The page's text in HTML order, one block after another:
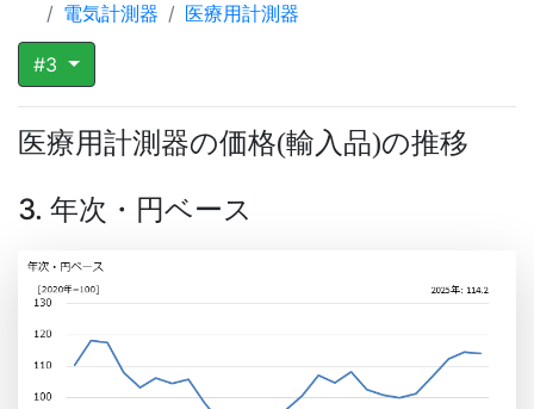
電気計測器
医療用計測器
#3
医療用計測器の価格(輸入品)の推移
3. 年次・円ベース